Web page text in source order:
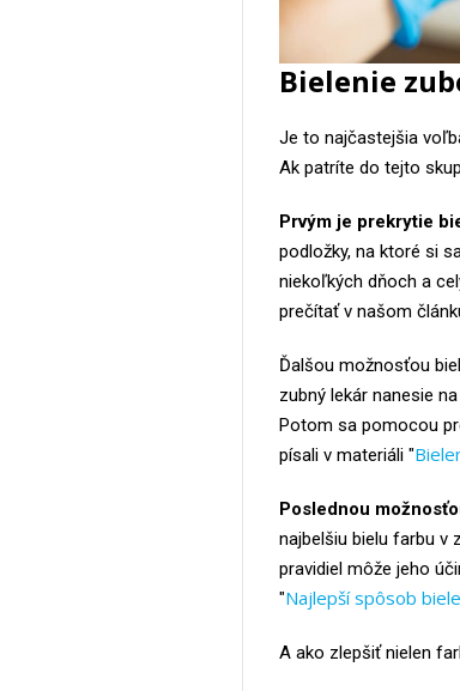
Bielenie
Je to najčastejšia
Ak patríte do tejto
Prvým je prekrytie
podložky, na ktoré si
niekoľkých dňoch a
prečítať v našom
Ďalšou možnosťou
zubný lekár nanesie
Potom sa pomocou
písali v materiáli "
Poslednou
najbelšiu bielu farbu v
pravidiel môže jeho
"Najlepší spôsob
A ako zlepšiť nielen